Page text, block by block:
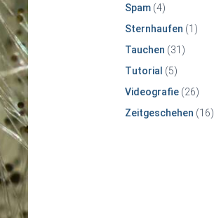
Spam(4)
Sternhaufen (1)
Tauchen (31)
Tutorial (5)
Videografie(26)
Zeitgeschehen (16)